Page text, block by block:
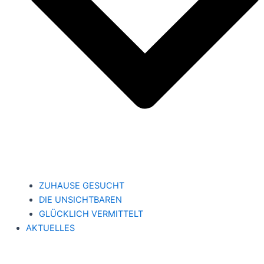
ZUHAUSE GESUCHT
DIE UNSICHTBAREN
GLÜCKLICH VERMITTELT
AKTUELLES